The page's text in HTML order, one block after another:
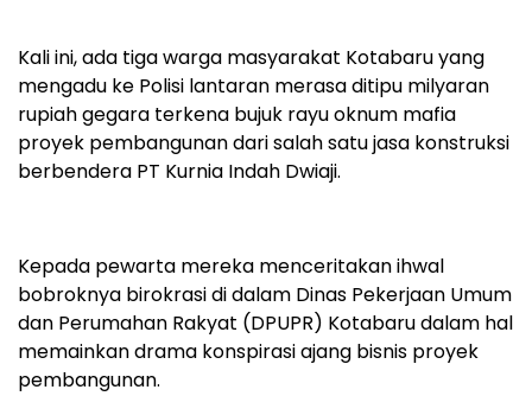
Kali ini, ada tiga warga masyarakat Kotabaru yang
mengadu ke Polisi lantaran merasa ditipu milyaran
rupiah gegara terkena bujuk rayu oknum mafia
proyek pembangunan dari salah satu jasa konstruksi
berbendera PT Kurnia Indah Dwiaji.
Kepada pewarta mereka menceritakan ihwal
bobroknya birokrasi di dalam Dinas Pekerjaan Umum
dan Perumahan Rakyat (DPUPR) Kotabaru dalam hal
memainkan drama konspirasi ajang bisnis proyek
pembangunan.